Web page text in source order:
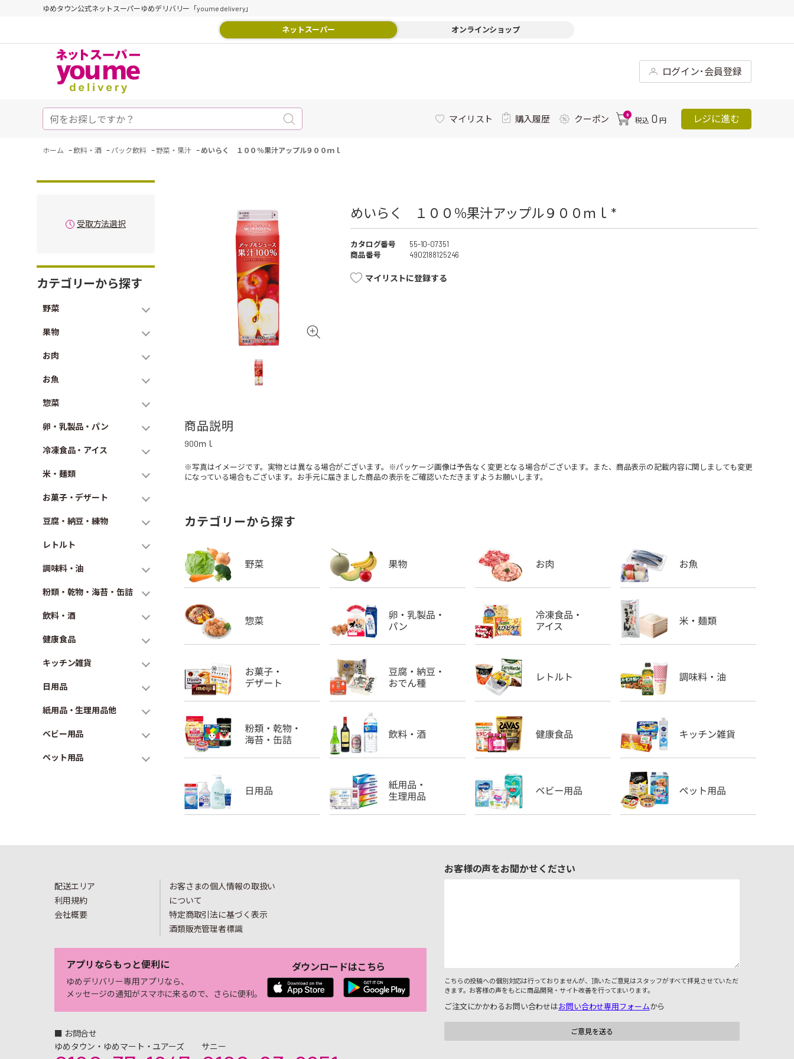
ゆめタウン公式ネットスーパーゆめデリバリー「youme delivery」
ネットスーパー オンラインショップ
ログイン･会員登録
マイリスト 購入履歴 クーポン 0
税込 0 円 レジに進む
ホーム -飲料・酒 - パック飲料 - 野菜・果汁 -めいらく １００％果汁アップル９００ｍｌ
受取方法選択
カテゴリーから探す
野菜
果物
お肉
お魚
惣菜
卵・乳製品・パン
冷凍食品・アイス
米・麺類
お菓子・デザート
豆腐・納豆・練物
レトルト
調味料・油
粉類・乾物・海苔・缶詰
飲料・酒
健康食品
キッチン雑貨
日用品
紙用品・生理用品他
ベビー用品
ペット用品
めいらく １００％果汁アップル９００ｍｌ *
カタログ番号
55-10-07351
商品番号
4902188125246
マイリストに登録する
商品説明
900ｍｌ
※写真はイメージです。実物とは異なる場合がございます。※パッケージ画像は予告なく変更となる場合がございます。また、商品表示の記載内容に関しましても変更
になっている場合もございます。お手元に届きました商品の表示をご確認いただきますようお願いします。
カテゴリーから探す
配送エリア
利用規約
会社概要
お客さまの個人情報の取扱い
について
特定商取引法に基づく表示
酒類販売管理者標識
アプリならもっと便利に
ゆめデリバリー専用アプリなら、
メッセージの通知がスマホに来るので、さらに便利。
ダウンロードはこちら
■ お問合せ
ゆめタウン・ゆめマート・ユアーズ
サニー
お客様の声をお聞かせください
こちらの投稿への個別対応は行っておりませんが、頂いたご意見はスタッフがすべて拝見させていただ
きます。お客様の声をもとに商品開発・サイト改善を行ってまいります。
ご注文にかかわるお問い合わせはお問い合わせ専用フォームから